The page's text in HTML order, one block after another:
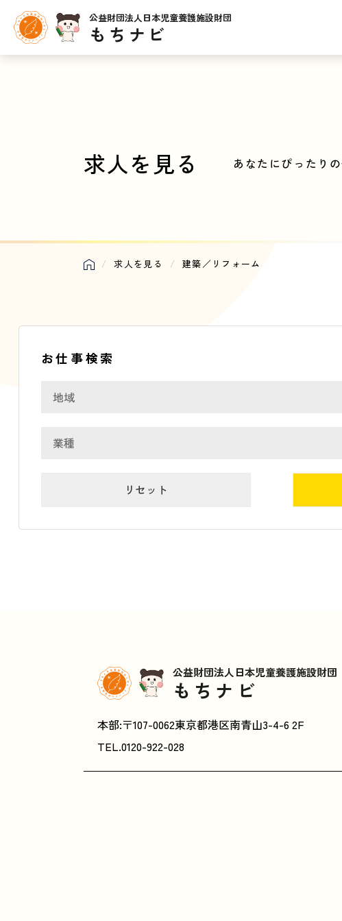
公益財団法人日本児童養護施設財団
もちナビ
求人を見る あなたにぴったり
求人を見る 建築／リフォーム
お仕事検索
リセット
公益財団法人日本児童養護施設財団
もちナビ
本部:〒107-0062東京都港区南青山3-4-6 2F
TEL.0120-922-028